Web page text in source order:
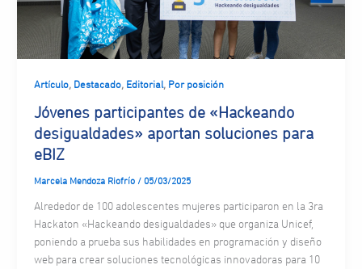
Artículo, Destacado, Editorial, Por posición
Jóvenes participantes de «Hackeando
desigualdades» aportan soluciones para
eBIZ
Marcela Mendoza Riofrío / 05/03/2025
Alrededor de 100 adolescentes mujeres participaron en la 3ra
Hackaton «Hackeando desigualdades» que organiza Unicef,
poniendo a prueba sus habilidades en programación y diseño
web para crear soluciones tecnológicas innovadoras para 10